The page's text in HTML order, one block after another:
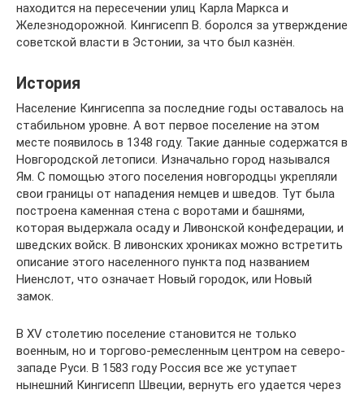
находится на пересечении улиц Карла Маркса и
Железнодорожной. Кингисепп В. боролся за утверждение
советской власти в Эстонии, за что был казнён.
История
Население Кингисеппа за последние годы оставалось на
стабильном уровне. А вот первое поселение на этом
месте появилось в 1348 году. Такие данные содержатся в
Новгородской летописи. Изначально город назывался
Ям. С помощью этого поселения новгородцы укрепляли
свои границы от нападения немцев и шведов. Тут была
построена каменная стена с воротами и башнями,
которая выдержала осаду и Ливонской конфедерации, и
шведских войск. В ливонских хрониках можно встретить
описание этого населенного пункта под названием
Ниенслот, что означает Новый городок, или Новый
замок.
В XV столетию поселение становится не только
военным, но и торгово-ремесленным центром на северо-
западе Руси. В 1583 году Россия все же уступает
нынешний Кингисепп Швеции, вернуть его удается через